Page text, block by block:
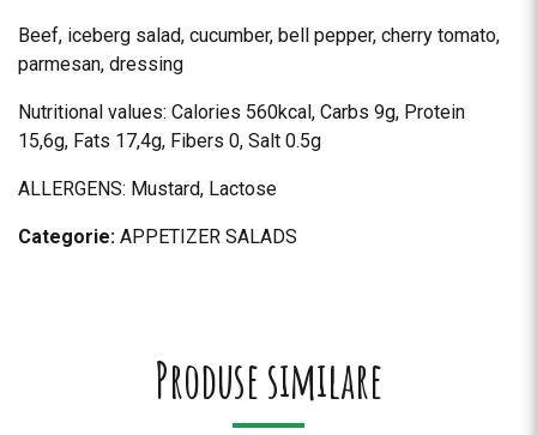
Beef, iceberg salad, cucumber, bell pepper, cherry tomato,
parmesan, dressing
Nutritional values: Calories 560kcal, Carbs 9g, Protein
15,6g, Fats 17,4g, Fibers 0, Salt 0.5g
ALLERGENS: Mustard, Lactose
Categorie: APPETIZER SALADS
Produse similare